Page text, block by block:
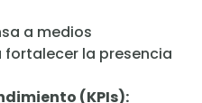
a medios
la presencia
(KPIs):